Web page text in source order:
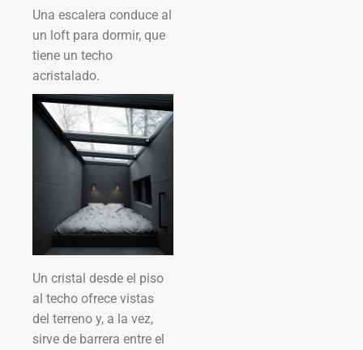
Una escalera conduce al
un loft para dormir, que
tiene un techo
acristalado.
Un cristal desde el piso
al techo ofrece vistas
del terreno y, a la vez,
sirve de barrera entre el